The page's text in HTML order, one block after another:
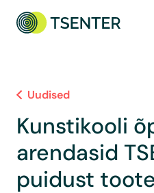
Uudised
Kunstikooli
arendasid
puidust